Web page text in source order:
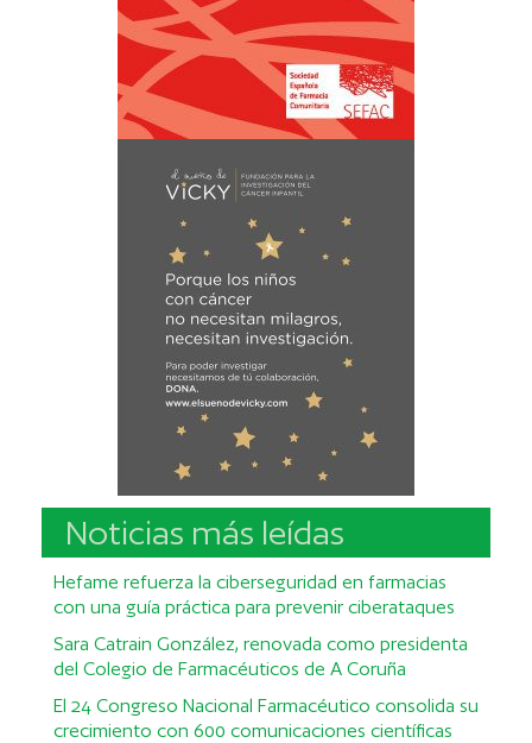
Noticias más leídas
Hefame refuerza la ciberseguridad en farmacias
con una guía práctica para prevenir ciberataques
Sara Catrain González, renovada como presidenta
del Colegio de Farmacéuticos de A Coruña
El 24 Congreso Nacional Farmacéutico consolida su
crecimiento con 600 comunicaciones científicas